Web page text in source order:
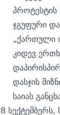
პროტესტის
ჯგუფური
„ქართული
კიდევ
დასჯის
საიას
8